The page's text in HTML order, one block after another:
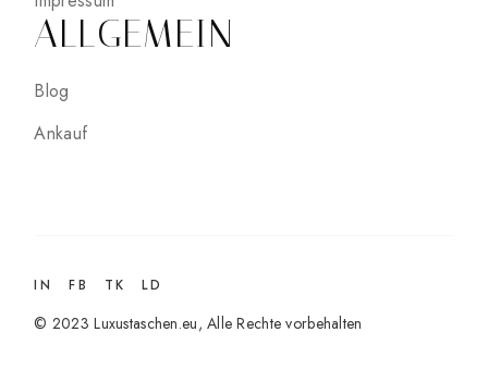
ALLGEMEIN
Blog
Ankauf
IN FB TK LD
© 2023Luxustaschen.eu, Alle Rechte vorbehalten